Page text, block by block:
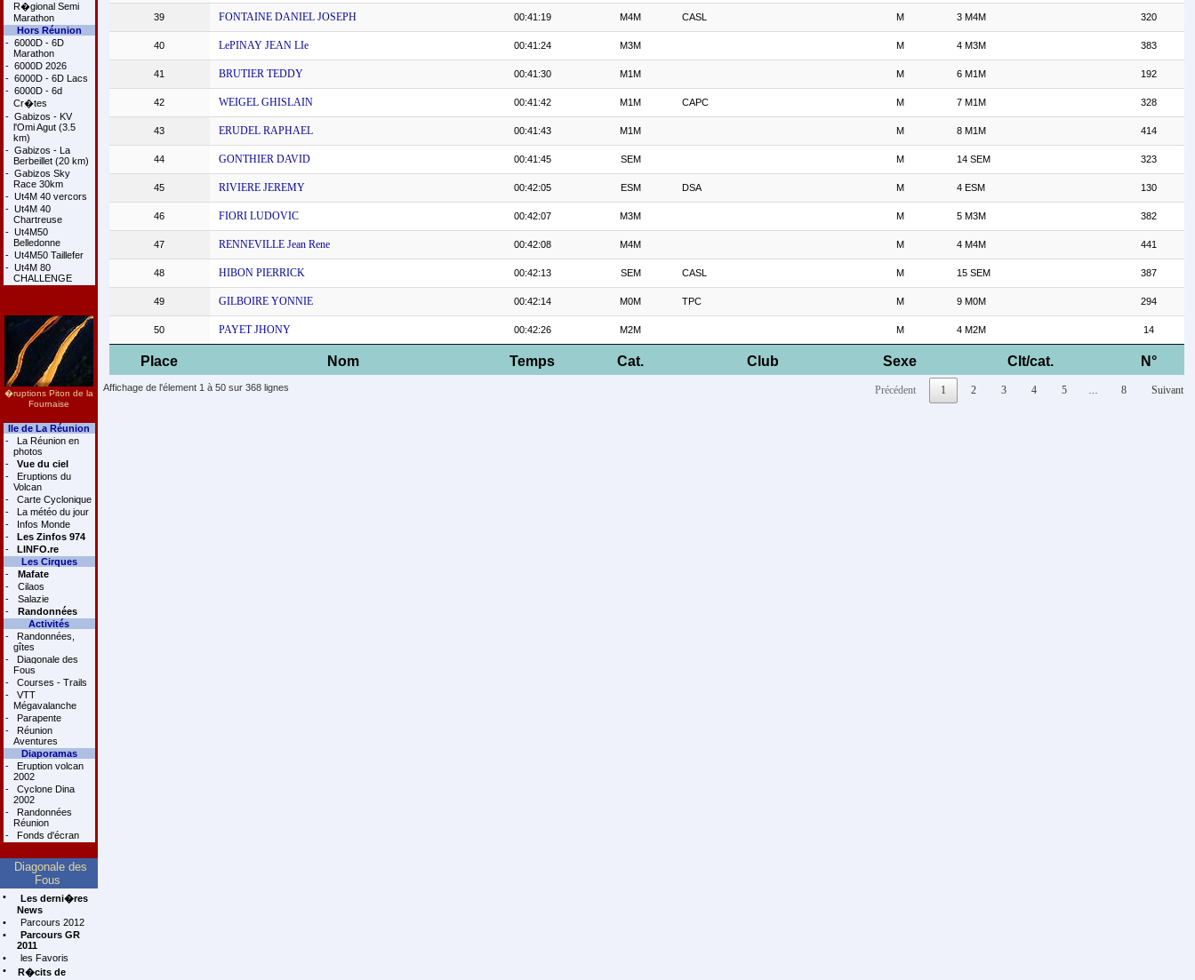
R�gional Semi
Marathon
Hors Réunion
- 6000D - 6D
Marathon
- 6000D 2026
- 6000D - 6D Lacs
- 6000D - 6d
Cr�tes
- Gabizos - KV
l'Omi Agut (3.5
km)
- Gabizos - La
Berbeillet (20 km)
- Gabizos Sky
Race 30km
- Ut4M 40 vercors
- Ut4M 40
Chartreuse
- Ut4M50
Belledonne
- Ut4M50 Taillefer
- Ut4M 80
CHALLENGE
�ruptions Piton de la
Fournaise
Ile de La Réunion
-
La Réunion en
photos
-
Vue du ciel
-
Eruptions du
Volcan
-
Carte Cyclonique
-
La météo du jour
-
Infos Monde
-
Les Zinfos 974
-
LINFO.re
Les Cirques
-
Mafate
-
Cilaos
-
Salazie
-
Randonnées
Activités
-
Randonnées,
gîtes
-
Diagonale des
Fous
-
Courses - Trails
-
VTT
Mégavalanche
-
Parapente
-
Réunion
Aventures
Diaporamas
-
Eruption volcan
2002
-
Cyclone Dina
2002
-
Randonnées
Réunion
-
Fonds d'écran
Diagonale des
Fous
•
Les derni�res
News
•
Parcours 2012
•
Parcours GR
2011
•
les Favoris
•
R�cits de
Place Nom Temps Cat. Club Sexe Clt/cat. N°
39 FONTAINE DANIEL JOSEPH 00:41:19 M4M CASL M 3 M4M 320
40 LePINAY JEAN LIe 00:41:24 M3M M 4 M3M 383
41 BRUTIER TEDDY 00:41:30 M1M M 6 M1M 192
42 WEIGEL GHISLAIN 00:41:42 M1M CAPC M 7 M1M 328
43 ERUDEL RAPHAEL 00:41:43 M1M M 8 M1M 414
44 GONTHIER DAVID 00:41:45 SEM M 14 SEM 323
45 RIVIERE JEREMY 00:42:05 ESM DSA M 4 ESM 130
46 FIORI LUDOVIC 00:42:07 M3M M 5 M3M 382
47 RENNEVILLE Jean Rene 00:42:08 M4M M 4 M4M 441
48 HIBON PIERRICK 00:42:13 SEM CASL M 15 SEM 387
49 GILBOIRE YONNIE 00:42:14 M0M TPC M 9 M0M 294
50 PAYET JHONY 00:42:26 M2M M 4 M2M 14
Affichage de l'élement 1 à 50 sur 368 lignes Précédent 1 2 3 4 5 8 Suivant